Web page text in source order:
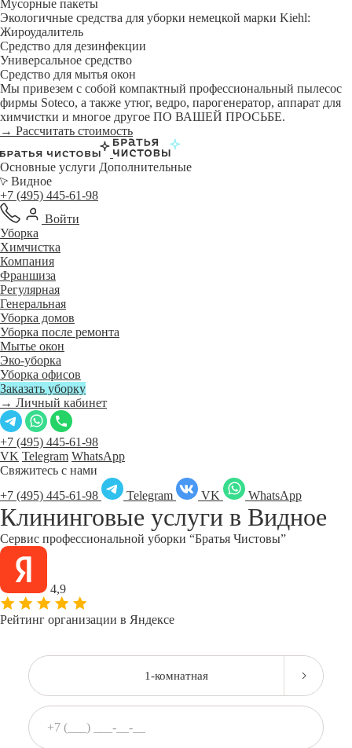
Мусорные пакеты
Экологичные средства для уборки немецкой марки Kiehl:
Жироудалитель
Средство для дезинфекции
Универсальное средство
Средство для мытья окон
Мы привезем с собой компактный профессиональный пылесос
фирмы Soteco, а также утюг, ведро, парогенератор, аппарат для
химчистки и многое другое ПО ВАШЕЙ ПРОСЬБЕ.
→ Рассчитать стоимость
Основные услуги Дополнительные
Видное
+7 (495) 445-61-98
Войти
Уборка
Химчистка
Компания
Франшиза
Регулярная
Генеральная
Уборка домов
Уборка после ремонта
Мытье окон
Эко-уборка
Уборка офисов
Заказать уборку
→ Личный кабинет
+7 (495) 445-61-98
VK Telegram WhatsApp
Свяжитесь с нами
+7 (495) 445-61-98
Telegram VK WhatsApp
Клининговые услуги в Видное
Сервис профессиональной уборки “Братья Чистовы”
4,9
Рейтинг организации в Яндексе
1-комнатная